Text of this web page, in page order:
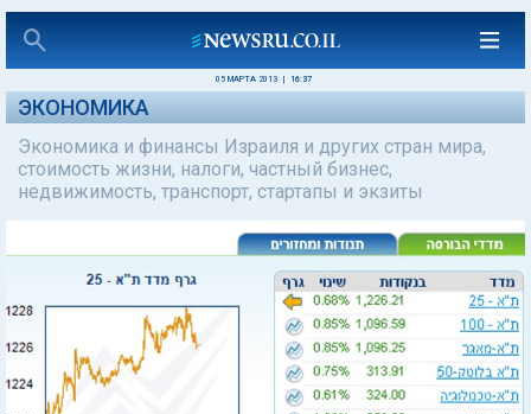
05 МАРТА 2013 16:37
ЭКОНОМИКА
Экономика и финансы Израиля и других стран мира,
стоимость жизни, налоги, частный бизнес,
недвижимость, транспорт, стартапы и экзиты